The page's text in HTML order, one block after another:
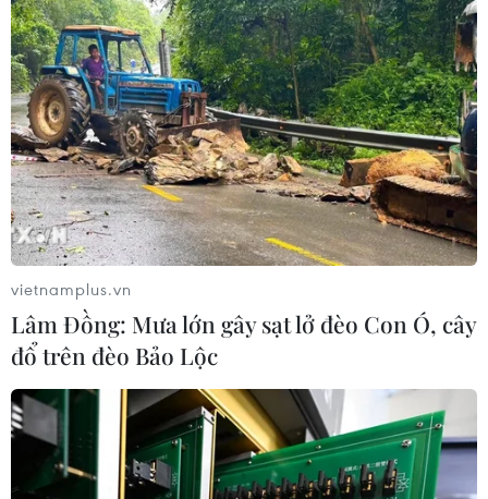
vietnamplus.vn
Lâm Đồng: Mưa lớn gây sạt lở đèo Con Ó, cây
đổ trên đèo Bảo Lộc